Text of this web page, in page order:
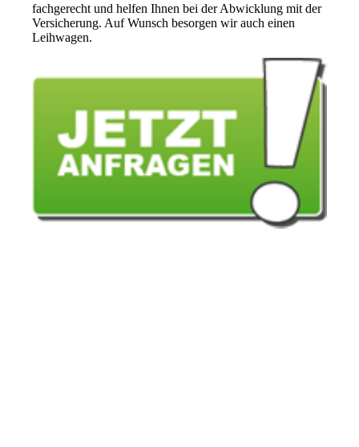
fachgerecht und helfen Ihnen bei der Abwicklung mit der
Versicherung. Auf Wunsch besorgen wir auch einen
Leihwagen.